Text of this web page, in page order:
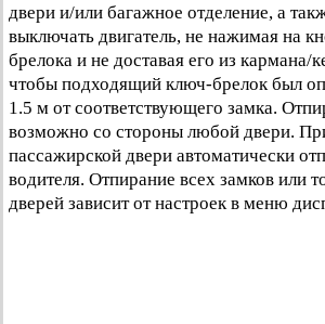
двери и/или багажное отделение, а
выключать двигатель, не нажимая на
брелока и не доставая его из кармана/
чтобы подходящий ключ-брелок был
1.5 м от соответствующего замка.
возможно со стороны любой двери.
пассажирской двери автоматически
водителя. Отпирание всех замков или
дверей зависит от настроек в меню